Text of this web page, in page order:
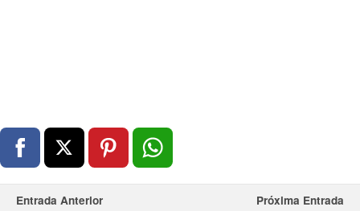
Entrada Anterior Próxima Entrada